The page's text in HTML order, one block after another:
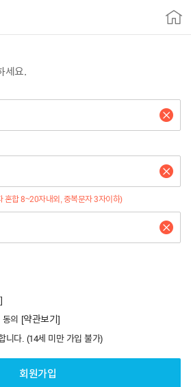
TPLE
세요.
혼합 8~20자내외, 중복문자 3자이하)
의 [약관보기]
니다. (14세 미만 가입 불가)
회원가입